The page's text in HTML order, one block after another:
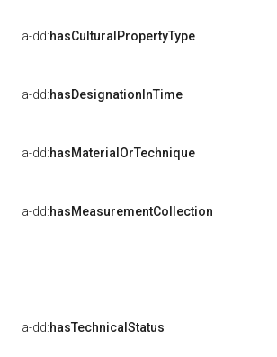
a-dd:hasCulturalPropertyType
a-dd:hasDesignationInTime
a-dd:hasMaterialOrTechnique
a-dd:hasMeasurementCollection
a-dd:hasTechnicalStatus